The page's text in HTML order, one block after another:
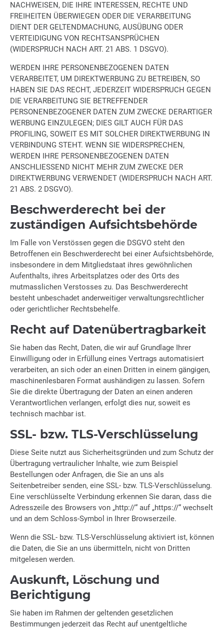
NACHWEISEN, DIE IHRE INTERESSEN, RECHTE UND
FREIHEITEN ÜBERWIEGEN ODER DIE VERARBEITUNG
DIENT DER GELTENDMACHUNG, AUSÜBUNG ODER
VERTEIDIGUNG VON RECHTSANSPRÜCHEN
(WIDERSPRUCH NACH ART. 21 ABS. 1 DSGVO).
WERDEN IHRE PERSONENBEZOGENEN DATEN
VERARBEITET, UM DIREKTWERBUNG ZU BETREIBEN, SO
HABEN SIE DAS RECHT, JEDERZEIT WIDERSPRUCH GEGEN
DIE VERARBEITUNG SIE BETREFFENDER
PERSONENBEZOGENER DATEN ZUM ZWECKE DERARTIGER
WERBUNG EINZULEGEN; DIES GILT AUCH FÜR DAS
PROFILING, SOWEIT ES MIT SOLCHER DIREKTWERBUNG IN
VERBINDUNG STEHT. WENN SIE WIDERSPRECHEN,
WERDEN IHRE PERSONENBEZOGENEN DATEN
ANSCHLIESSEND NICHT MEHR ZUM ZWECKE DER
DIREKTWERBUNG VERWENDET (WIDERSPRUCH NACH ART.
21 ABS. 2 DSGVO).
Beschwerde­recht bei der
zuständigen Aufsichts­behörde
Im Falle von Verstössen gegen die DSGVO steht den
Betroffenen ein Beschwerderecht bei einer Aufsichtsbehörde,
insbesondere in dem Mitgliedstaat ihres gewöhnlichen
Aufenthalts, ihres Arbeitsplatzes oder des Orts des
mutmasslichen Verstosses zu. Das Beschwerderecht
besteht unbeschadet anderweitiger verwaltungsrechtlicher
oder gerichtlicher Rechtsbehelfe.
Recht auf Daten­übertrag­barkeit
Sie haben das Recht, Daten, die wir auf Grundlage Ihrer
Einwilligung oder in Erfüllung eines Vertrags automatisiert
verarbeiten, an sich oder an einen Dritten in einem gängigen,
maschinenlesbaren Format aushändigen zu lassen. Sofern
Sie die direkte Übertragung der Daten an einen anderen
Verantwortlichen verlangen, erfolgt dies nur, soweit es
technisch machbar ist.
SSL- bzw. TLS-Verschlüsselung
Diese Seite nutzt aus Sicherheitsgründen und zum Schutz der
Übertragung vertraulicher Inhalte, wie zum Beispiel
Bestellungen oder Anfragen, die Sie an uns als
Seitenbetreiber senden, eine SSL- bzw. TLS-Verschlüsselung.
Eine verschlüsselte Verbindung erkennen Sie daran, dass die
Adresszeile des Browsers von „http://“ auf „https://“ wechselt
und an dem Schloss-Symbol in Ihrer Browserzeile.
Wenn die SSL- bzw. TLS-Verschlüsselung aktiviert ist, können
die Daten, die Sie an uns übermitteln, nicht von Dritten
mitgelesen werden.
Auskunft, Löschung und
Berichtigung
Sie haben im Rahmen der geltenden gesetzlichen
Bestimmungen jederzeit das Recht auf unentgeltliche